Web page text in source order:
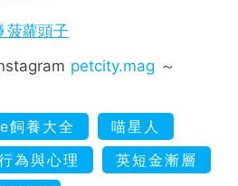
菠蘿頭子
petcity.mag ～
養大全
喵星人
為與心理
英短金漸層